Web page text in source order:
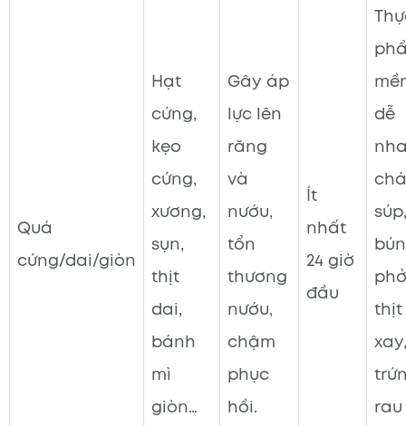
Quá
cứng/dai/giòn
Hạt
cứng,
kẹo
cứng,
xương,
sụn,
thịt
dai,
bánh
mì
giòn…
Gây áp
lực lên
răng
và
nướu,
tổn
thương
nướu,
chậm
phục
hồi.
Ít
nhất
24 giờ
đầu
dễ
súp,
thịt